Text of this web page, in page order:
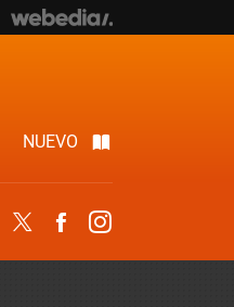
NUEVO
Twitter Facebook